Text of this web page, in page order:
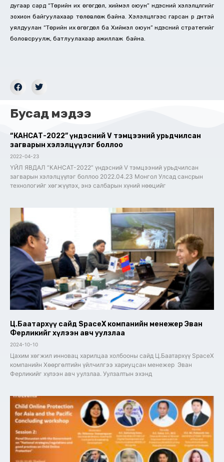
дугаар сард “Төрийн их өгөгдөл, хиймэл оюун” үндэсний хэлэлцүүлгийг
зохион байгуулахаар төлөвлөж байна. Хэлэлцүүлгээс гарсан үр дүнтэй
уялдуулан “Төрийн их өгөгдөл ба Хиймэл оюун” үндэсний стратегийг
боловсруулж, батлуулахаар ажиллаж байна.
Бусад мэдээ
“КАНСАТ-2022” үндэсний V тэмцээний урьдчилсан
загварын хэлэлцүүлэг боллоо
2022-04-23
ҮЙЛ ЯВДАЛ “КАНСАТ-2022” үндэсний V тэмцээний урьдчилсан
загварын хэлэлцүүлэг боллоо 2022.04.23 Монгол Улсад сансрын
технологийг хөгжүүлэх, энэ салбарын хүний нөөцийг
Ц.Баатархүү сайд SpaceX компанийн менежер Эван
Ферликийг хүлээн авч уулзлаа
2024-10-10
Цахим хөгжил инновац харилцаа холбооны сайд Ц.Баатархүү SpaceX
компанийн Хөөргөлтийн үйлчилгээ хариуцсан менежер Эван
Ферликийг хүлээн авч уулзлаа. Уулзалтын эхэнд